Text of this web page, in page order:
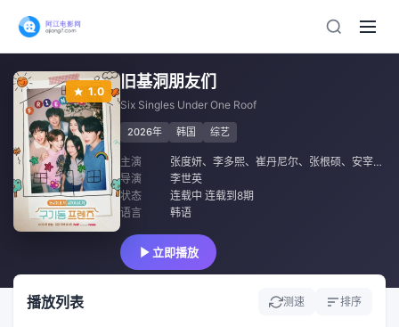
1.0
旧基洞朋友们
Six Singles Under One Roof
2026年 韩国 综艺
主演 张度妍、 李多熙、 崔丹尼尔、 张根硕、 安宰贤
导演
李世英
状态
连载中 连载到8期
语言
韩语
立即播放
播放列表 测速 排序